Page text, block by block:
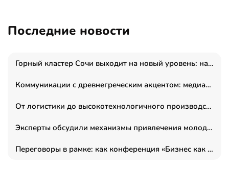
Последние новости
Горный кластер Сочи выходит на новый уровень: налоги игорной зоны выросли на 15%, а весь курорт вошёл в федеральный проект «Производительность труда»
Коммуникации с древнегреческим акцентом: медиаменеджер и журналист Владимир Дергачев запустил коммуникационное агентство «Сократ 2.0»
От логистики до высокотехнологичного производства: как основатель “гагаринга” выстраивает экосистему безопасности и гражданских БПЛА
Эксперты обсудили механизмы привлечения молодых специалистов в промышленные города
Переговоры в рамке: как конференция «Бизнес как искусство» переформатирует деловой этикет в стенах ТПП РФ